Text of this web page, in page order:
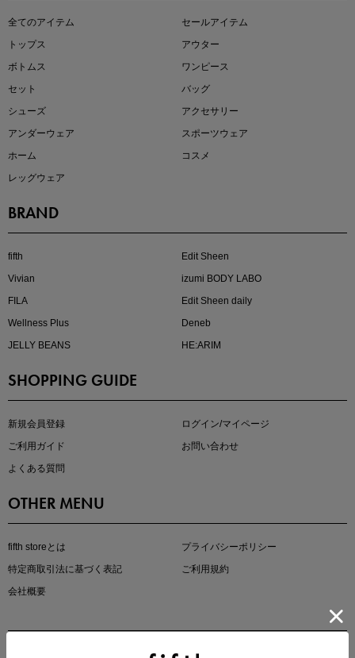
即戦力アイテム続々対象
大人の着映えアイテム5選
マストバイアイテム
全てのアイテム
セールアイテム
トップス
アウター
ボトムス
ワンピース
セット
バッグ
シューズ
アクセサリー
アンダーウェア
スポーツウェア
ホーム
コスメ
レッグウェア
BRAND
fifth
Edit Sheen
Vivian
izumi BODY LABO
FILA
Edit Sheen daily
Wellness Plus
Deneb
JELLY BEANS
HE:ARIM
SHOPPING GUIDE
新規会員登録
ログイン/マイページ
ご利用ガイド
お問い合わせ
よくある質問
OTHER MENU
fifth storeとは
プライバシーポリシー
特定商取引法に基づく表記
ご利用規約
会社概要